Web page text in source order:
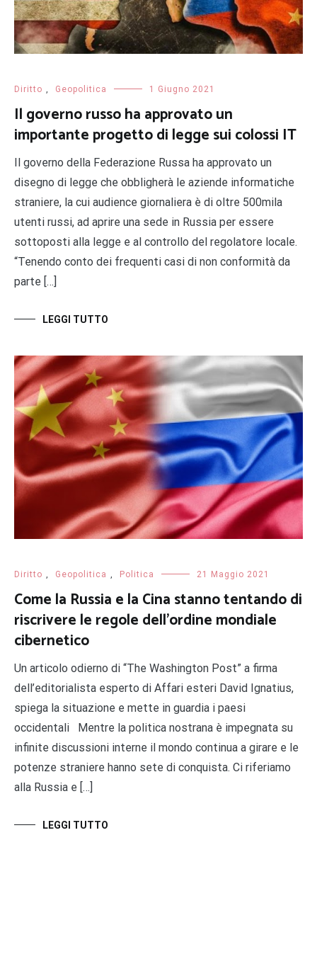
Diritto , Geopolitica 1 Giugno 2021
Il governo russo ha approvato un
importante progetto di legge sui colossi IT
Il governo della Federazione Russa ha approvato un
disegno di legge che obbligherà le aziende informatiche
straniere, la cui audience giornaliera è di oltre 500mila
utenti russi, ad aprire una sede in Russia per essere
sottoposti alla legge e al controllo del regolatore locale.
“Tenendo conto dei frequenti casi di non conformità da
parte […]
LEGGI TUTTO
Diritto , Geopolitica , Politica 21 Maggio 2021
Come la Russia e la Cina stanno tentando di
riscrivere le regole dell’ordine mondiale
cibernetico
Un articolo odierno di “The Washington Post” a firma
dell’editorialista esperto di Affari esteri David Ignatius,
spiega la situazione e mette in guardia i paesi
occidentali Mentre la politica nostrana è impegnata su
infinite discussioni interne il mondo continua a girare e le
potenze straniere hanno sete di conquista. Ci riferiamo
alla Russia e […]
LEGGI TUTTO